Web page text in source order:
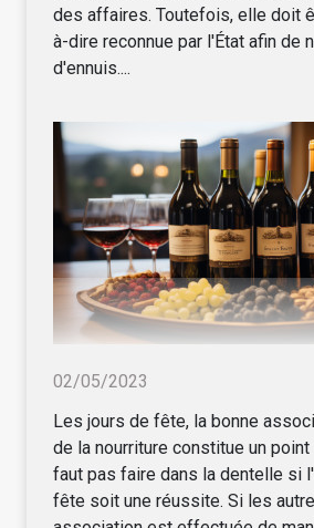
des affaires. Toutefois, elle doit
à-dire reconnue par l'État afin de
d'ennuis....
02/05/2023
Les jours de fête, la bonne
de la nourriture constitue un
faut pas faire dans la dentelle si
fête soit une réussite. Si les